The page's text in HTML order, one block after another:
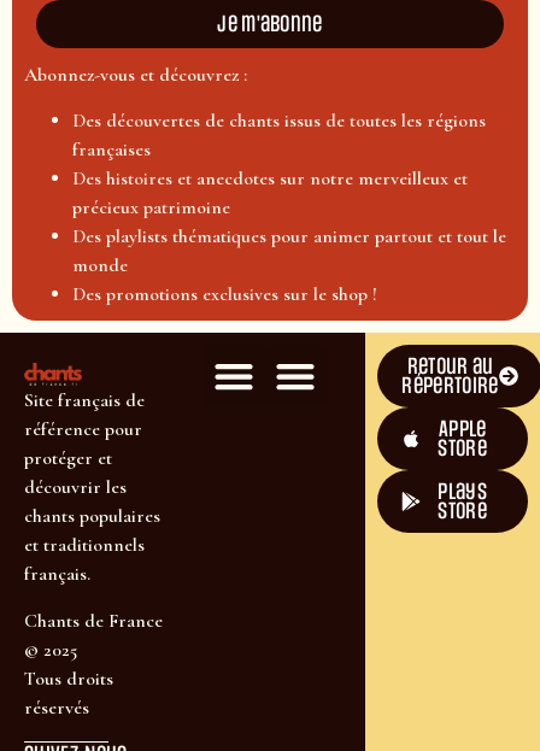
Je m'abonne
Abonnez-vous et découvrez :
Des découvertes de chants issus de toutes les régions
françaises
Des histoires et anecdotes sur notre merveilleux et
précieux patrimoine
Des playlists thématiques pour animer partout et tout le
monde
Des promotions exclusives sur le shop !
Site français de
référence pour
protéger et
découvrir les
chants populaires
et traditionnels
français.
Chants de France
© 2025
Tous droits
réservés
Retour au
répertoire
Apple
Store
plays
store